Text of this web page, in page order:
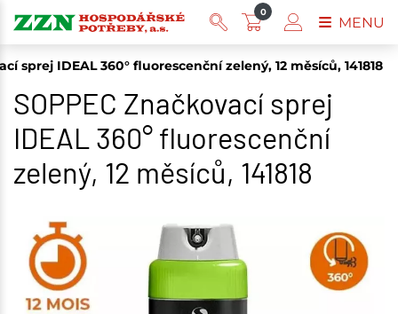
sprej IDEAL 360° fluorescenční zelený, 12 měsíců, 141818
SOPPEC Značkovací sprej
IDEAL 360° fluorescenční
zelený, 12 měsíců, 141818
0
MENU